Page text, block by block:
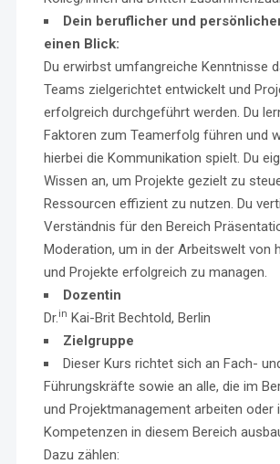
Dein beruflicher und
einen Blick:
Du erwirbst umfangreiche Kenntnisse
Teams zielgerichtet entwickelt und
erfolgreich durchgeführt werden. Du
Faktoren zum Teamerfolg führen und
hierbei die Kommunikation spielt. Du
Wissen an, um Projekte gezielt zu
Ressourcen effizient zu nutzen. Du
Verständnis für den Bereich
Moderation, um in der Arbeitswelt von
und Projekte erfolgreich zu managen.
Dozentin
Dr.in Kai-Brit Bechtold, Berlin
Zielgruppe
Dieser Kurs richtet sich an Fach-
Führungskräfte sowie an alle, die im
und Projektmanagement arbeiten oder
Kompetenzen in diesem Bereich
Dazu zählen: